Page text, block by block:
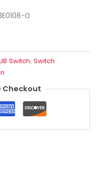
O
Switch, Switch
Checkout